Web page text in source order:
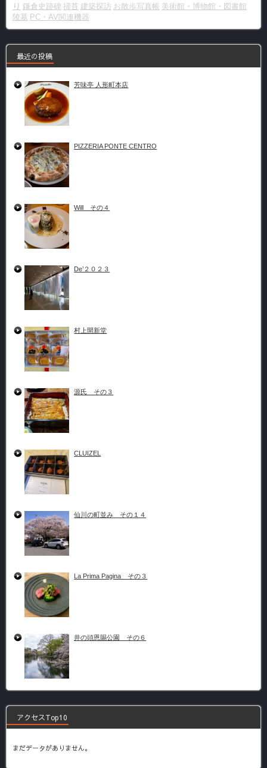
り 鎌倉史跡碑 掃苔 建築探訪 お散歩写真帳 美術館・博物館・図書館
陵墓 PC・AV関連機器
最近の投稿
芳味亭 人形町本店
PIZZERIA PONTE CENTRO
Will その４
De’２０２３
村上開新堂
源氏 その３
CLUIZEL
仙川の町並み その１４
La Prima Pagina その３
井の頭恩賜公園 その６
アクセスTop10
まだデータがありません。